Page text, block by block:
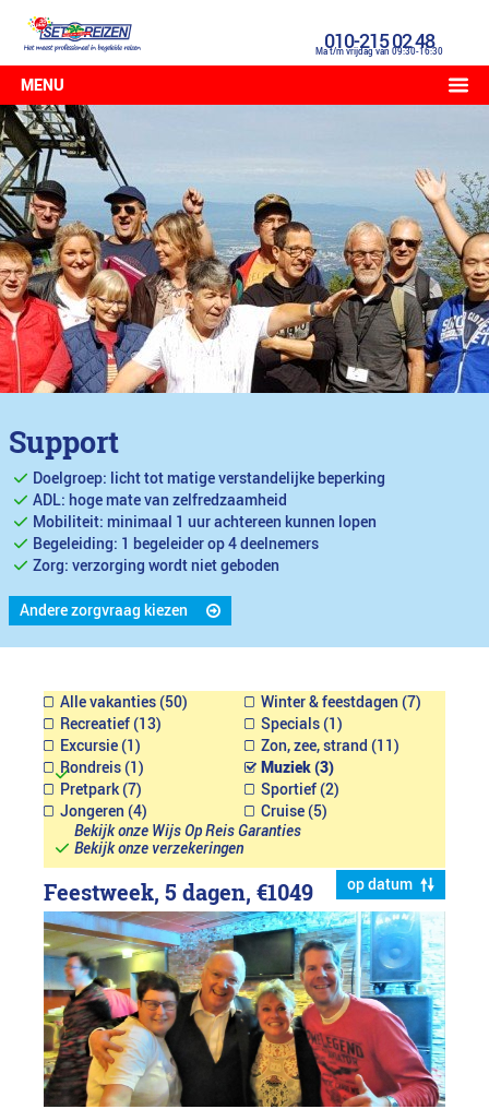
010-215 02 48
Ma t/m vrijdag van 09:30-16:30
MENU
Support
Doelgroep: licht tot matige verstandelijke beperking
ADL: hoge mate van zelfredzaamheid
Mobiliteit: minimaal 1 uur achtereen kunnen lopen
Begeleiding: 1 begeleider op 4 deelnemers
Zorg: verzorging wordt niet geboden
Andere zorgvraag kiezen
Alle vakanties (50)
Winter & feestdagen (7)
Recreatief (13)
Specials (1)
Excursie (1)
Zon, zee, strand (11)
Rondreis (1)
Muziek (3)
Pretpark (7)
Sportief (2)
Jongeren (4)
Cruise (5)
Bekijk onze Wijs Op Reis Garanties
Bekijk onze verzekeringen
op datum
Feestweek, 5 dagen, €1049